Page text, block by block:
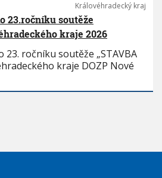
Královéhradecký kraj
23.ročníku soutěže
kraje 2026
23. ročníku soutěže „STAVBA
kraje DOZP Nové